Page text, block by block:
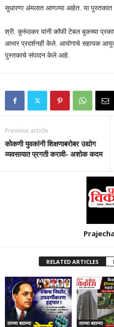
सुधारणा अंमलात आणल्या आहेत. या पुस्तकात
श्री. कुरूंदकर यांनी कॉफी टेबल बूकच्या
आभार प्रदर्शनही केले. आयोगाचे सहायक
पुस्तकाचे संपादन केले आहे.
Previous article
कोेकणी युवकांनी शिक्षणाबरोबर उद्योग
व्यवसायात प्रगती करावी- अशोक कदम
RELATED ARTICLES
ताज्या बातम्या ताज्या बातम्या